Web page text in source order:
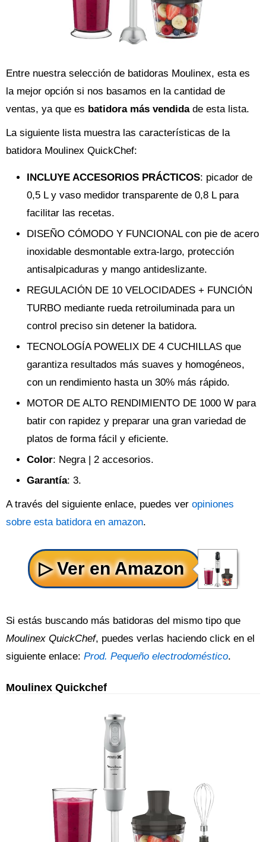
Entre nuestra selección de batidoras Moulinex, esta es
la mejor opción si nos basamos en la cantidad de
ventas, ya que es batidora más vendidade esta lista.
La siguiente lista muestra las características de la
batidora Moulinex QuickChef:
INCLUYE ACCESORIOS PRÁCTICOS: picador de
0,5 L y vaso medidor transparente de 0,8 L para
facilitar las recetas.
DISEÑO CÓMODO Y FUNCIONAL con pie de acero
inoxidable desmontable extra-largo, protección
antisalpicaduras y mango antideslizante.
REGULACIÓN DE 10 VELOCIDADES + FUNCIÓN
TURBO mediante rueda retroiluminada para un
control preciso sin detener la batidora.
TECNOLOGÍA POWELIX DE 4 CUCHILLAS que
garantiza resultados más suaves y homogéneos,
con un rendimiento hasta un 30% más rápido.
MOTOR DE ALTO RENDIMIENTO DE 1000 W para
batir con rapidez y preparar una gran variedad de
platos de forma fácil y eficiente.
Color: Negra | 2 accesorios.
Garantía: 3.
A través del siguiente enlace, puedes ver opiniones
sobre esta batidora en amazon.
Si estás buscando más batidoras del mismo tipo que
Moulinex QuickChef, puedes verlas haciendo click en el
siguiente enlace: Prod. Pequeño electrodoméstico.
Moulinex Quickchef